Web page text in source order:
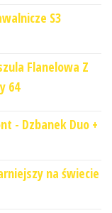
S3
Flanelowa Z
64
- Dzbanek Duo +
na świecie